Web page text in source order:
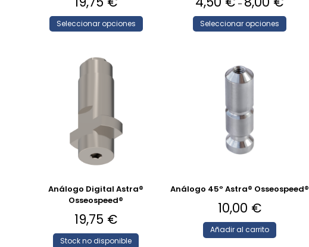
Seleccionar opciones
–
Seleccionar opciones
Análogo Digital Astra®
Osseospeed®
19,75 €
Stock no disponible
Análogo 45º Astra® Osseospeed®
10,00 €
Añadir al carrito